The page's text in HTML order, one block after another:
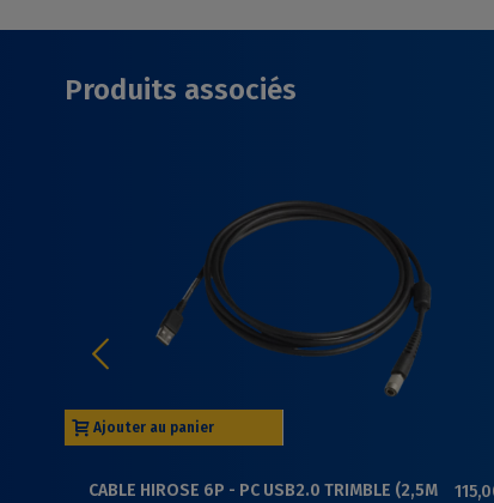
Produits associés
Ajouter au panier
CABLE HIROSE 6P - PC USB2.0 TRIMBLE (2,5M